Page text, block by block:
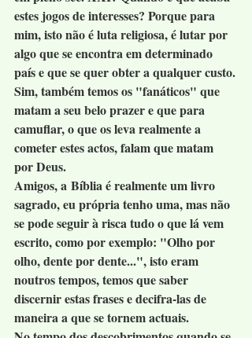
estes jogos de interesses? Porque para
mim, isto não é luta religiosa, é lutar por
algo que se encontra em determinado
país e que se quer obter a qualquer custo.
Sim, também temos os "fanáticos" que
matam a seu belo prazer e que para
camuflar, o que os leva realmente a
cometer estes actos, falam que matam
por Deus.
Amigos, a Bíblia é realmente um livro
sagrado, eu própria tenho uma, mas não
se pode seguir à risca tudo o que lá vem
escrito, como por exemplo: "Olho por
olho, dente por dente...", isto eram
noutros tempos, temos que saber
discernir estas frases e decifra-las de
maneira a que se tornem actuais.